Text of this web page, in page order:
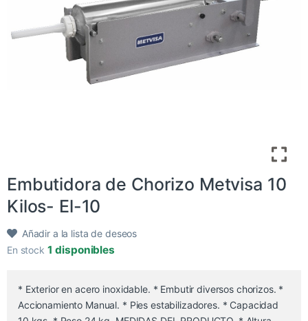
Embutidora de Chorizo Metvisa 10
Kilos- El-10
Añadir a la lista de deseos
En stock 1 disponibles
* Exterior en acero inoxidable. * Embutir diversos chorizos. *
Accionamiento Manual. * Pies estabilizadores. * Capacidad